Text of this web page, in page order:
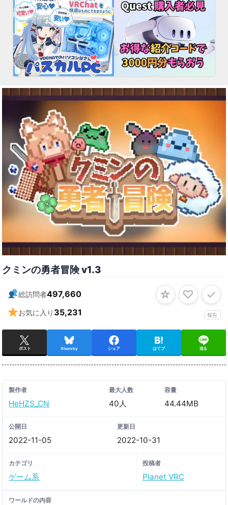
クミンの勇者冒険 v1․3
総訪問者497,660
お気に入り 35,231 報告
☆ ♡ ✓
ポスト Bluesky シェア はてブ 送る
製作者
HeHZS_CN
最大人数
40人
容量
44.44MB
公開日
2022-11-05
更新日
2022-10-31
カテゴリ
ゲーム系
投稿者
Planet VRC
ワールドの内容